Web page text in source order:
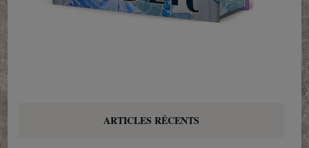
ARTICLES RÉCENTS